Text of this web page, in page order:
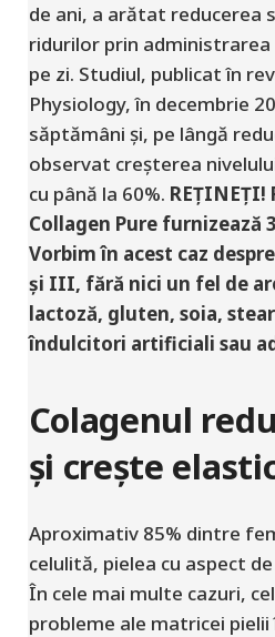
de ani, a arătat reducerea
ridurilor prin
pe zi. Studiul, publicat în
Physiology, în decembrie
săptămâni și, pe lângă
observat creșterea
cu până la 60%.
Collagen Pure furnizează
Vorbim în acest caz
și III, fără nici un fel de
lactoză, gluten, soia,
îndulcitori artificiali sau
Colagenul
și crește
Aproximativ 85% dintre
celulită, pielea cu aspect
În cele mai multe cazuri,
probleme ale matricei pielii